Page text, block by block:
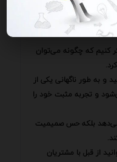
می‌توانید ارتباطی قوی
خود را به جایگاه
کنیم که چگونه می‌توان
و به طور ناگهانی یکی از
و تجربه مثبت خود را
می‌دهد بلکه حس صمیمیت
از قبل با مشتریان